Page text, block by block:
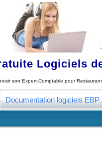
Logiciels
son Expert-Comptable pour Restaurant
Documentation logiciels EBP